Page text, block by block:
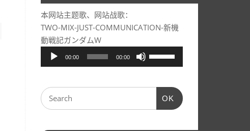
本网站主题歌、网站战歌：
TWO-MIX-JUST-COMMUNICATION-新機
動戦記ガンダムW
频
放
器
00:00 00:00
用
下
键
OK